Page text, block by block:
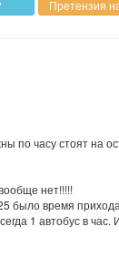
по часу стоят на
нет!!!!!
было время
1 автобус в час.